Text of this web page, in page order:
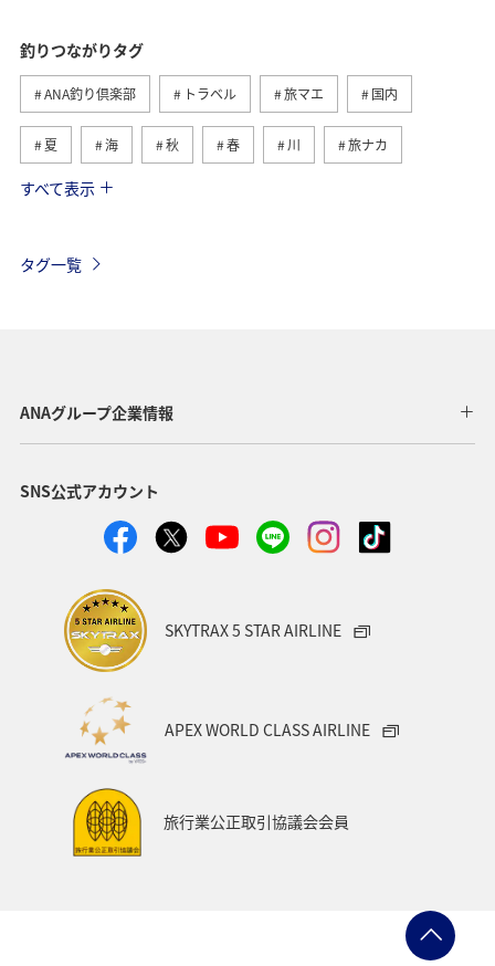
釣りつながりタグ
ANA釣り倶楽部 トラベル 旅マエ 国内
夏 海 秋 春 川 旅ナカ
冬 湖
メジナ ライフ 東京都 岐阜県 千葉県
クロダイ 福岡県
秋田県 宮崎県 兵庫県
関東・甲信越地方
ロウニンアジ（GT）
九州地方
八丈島 茨城県
東海地方
西表島 山形県
中国地方
ANAのふるさと納税
すべて表示
タグ一覧
ANAグループ企業情報
SNS公式アカウント
SKYTRAX 5 STAR AIRLINE
APEX WORLD CLASS AIRLINE
旅行業公正取引協議会会員